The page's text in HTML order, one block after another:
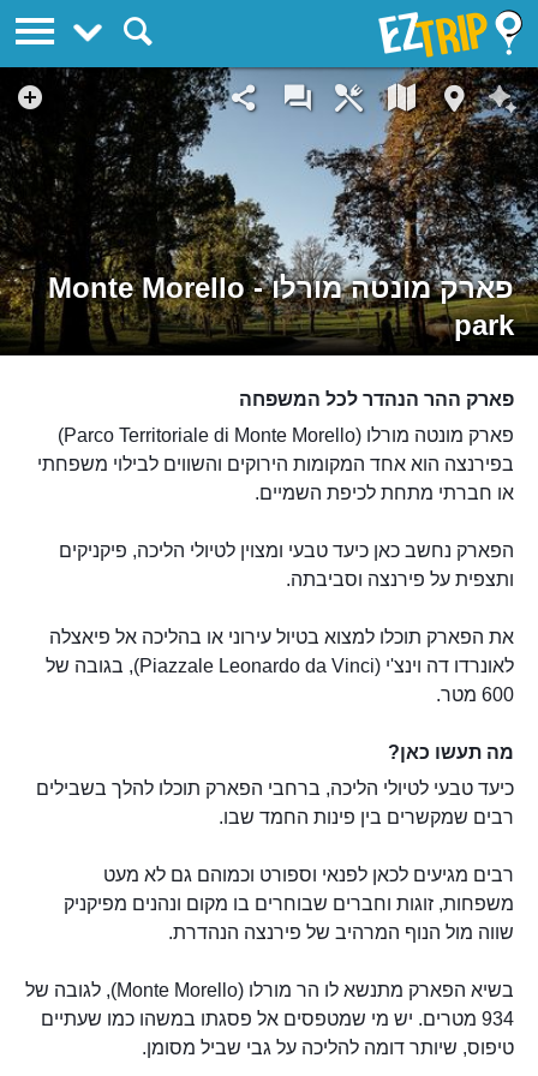
פארק מונטה מורלו - Monte Morello
park
פארק ההר הנהדר לכל המשפחה
פארק מונטה מורלו (Parco Territoriale di Monte Morello)
בפירנצה הוא אחד המקומות הירוקים והשווים לבילוי משפחתי
או חברתי מתחת לכיפת השמיים.
הפארק נחשב כאן כיעד טבעי ומצוין לטיולי הליכה, פיקניקים
ותצפית על פירנצה וסביבתה.
את הפארק תוכלו למצוא בטיול עירוני או בהליכה אל פיאצלה
לאונרדו דה וינצ'י (Piazzale Leonardo da Vinci), בגובה של
600 מטר.
מה תעשו כאן?
כיעד טבעי לטיולי הליכה, ברחבי הפארק תוכלו להלך בשבילים
רבים שמקשרים בין פינות החמד שבו.
רבים מגיעים לכאן לפנאי וספורט וכמוהם גם לא מעט
משפחות, זוגות וחברים שבוחרים בו מקום ונהנים מפיקניק
שווה מול הנוף המרהיב של פירנצה הנהדרת.
בשיא הפארק מתנשא לו הר מורלו (Monte Morello), לגובה של
934 מטרים. יש מי שמטפסים אל פסגתו במשהו כמו שעתיים
טיפוס, שיותר דומה להליכה על גבי שביל מסומן.
EZTrip